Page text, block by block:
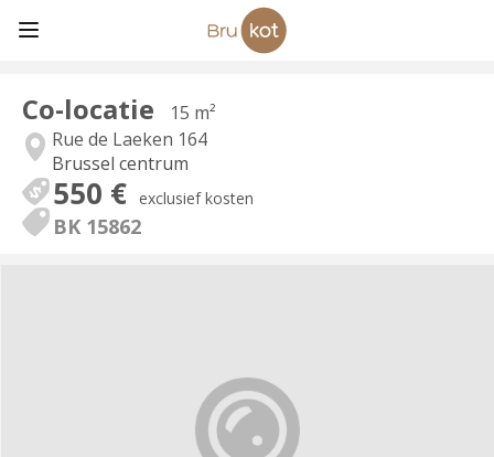
Co-locatie
15 m²
Rue de Laeken 164
Brussel centrum
550 € exclusief kosten
BK 15862